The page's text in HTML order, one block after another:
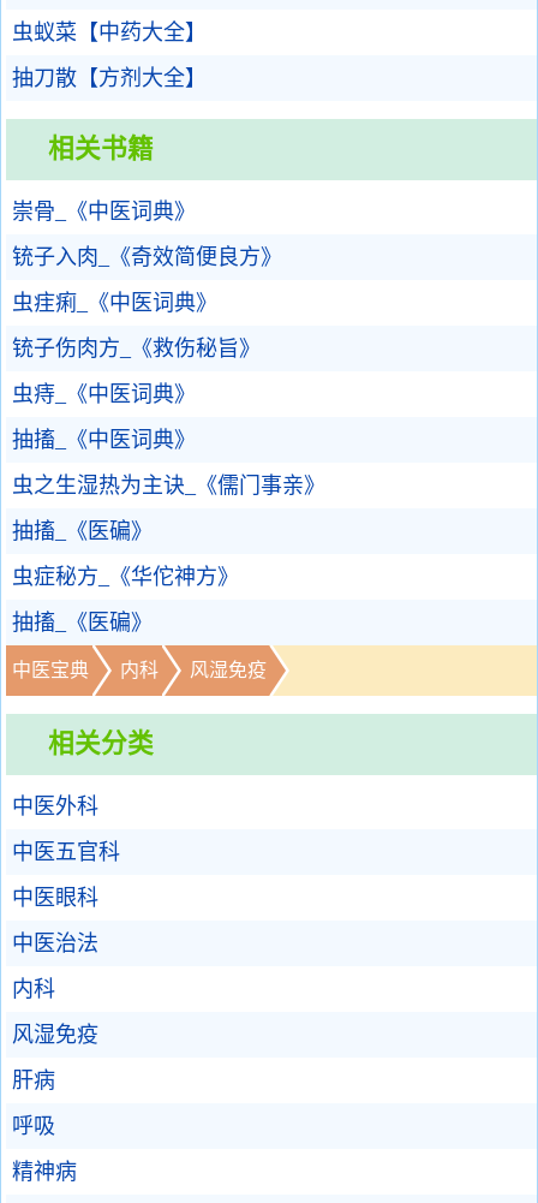
虫蚁菜【中药大全】
抽刀散【方剂大全】
相关书籍
崇骨_《中医词典》
铳子入肉_《奇效简便良方》
虫疰痢_《中医词典》
铳子伤肉方_《救伤秘旨》
虫痔_《中医词典》
抽搐_《中医词典》
虫之生湿热为主诀_《儒门事亲》
抽搐_《医碥》
虫症秘方_《华佗神方》
抽搐_《医碥》
中医宝典 内科 风湿免疫
相关分类
中医外科
中医五官科
中医眼科
中医治法
内科
风湿免疫
肝病
呼吸
精神病